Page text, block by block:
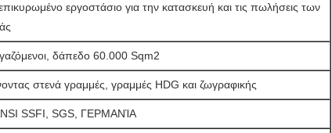
εργοστάσιο για την κατασκευή και τις πωλήσεις των
δάπεδο 60.000 Sqm2
στενά γραμμές, γραμμές HDG και ζωγραφικής
SSFI, SGS, ΓΕΡΜΑΝΊΑ